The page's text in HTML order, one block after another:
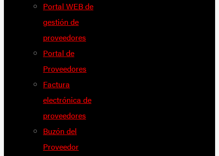
Portal WEB de
gestión de
proveedores
Portal de
Proveedores
Factura
electrónica de
proveedores
Buzón del
Proveedor